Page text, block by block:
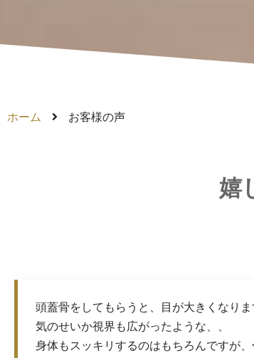
ホーム お客様の声
嬉
頭蓋骨をしてもらうと、目が大きくなりま
気のせいか視界も広がったような、、
身体もスッキリするのはもちろんですが